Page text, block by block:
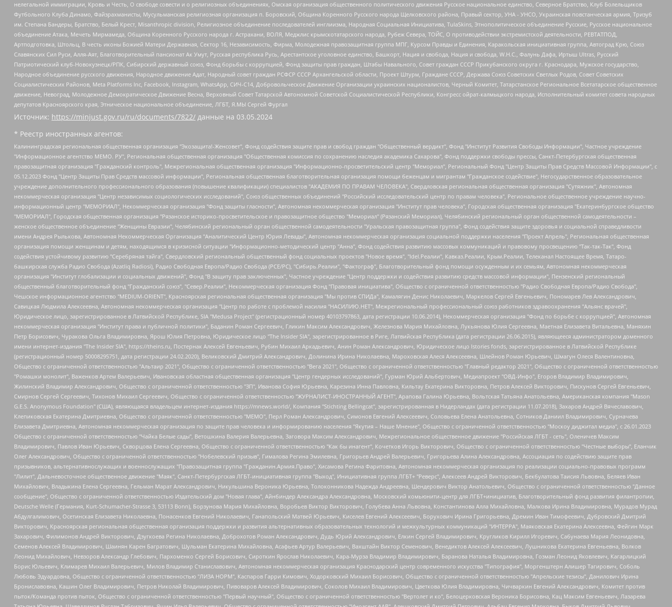
нелегальной иммиграции, Кровь и Честь, О свободе совести и о религиозных объединениях, Омская организация общественного политического движения Русское национальное единство, Северное Братство, Клуб Болельщиков
Футбольного Клуба Динамо, Файзрахманисты, Мусульманская религиозная организация п. Боровский, Община Коренного Русского народа Щелковского района, Правый сектор, УНА - УНСО, Украинская повстанческая армия, Тризуб
им. Степана Бандеры, Братство, Белый Крест, Misanthropic division, Религиозное объединение последователей инглиизма, Народная Социальная Инициатива, TulaSkins, Этнополитическое объединение Русские, Русское национальное
объединение Атака, Мечеть Мирмамеда, Община Коренного Русского народа г. Астрахани, ВОЛЯ, Меджлис крымскотатарского народа, Рубеж Севера, ТОЙС, О противодействии экстремистской деятельности, РЕВТАТПОД,
Артподготовка, Штольц, В честь иконы Божией Матери Державная, Сектор 16, Независимость, Фирма, Молодежная правозащитная группа МПГ, Курсом Правды и Единения, Каракольская инициативная группа, Автоград Крю, Союз
Славянских Сил Руси, Алля-Аят, Благотворительный пансионат Ак Умут, Русская республика Русь, Арестантское уголовное единство, Башкорт, Нация и свобода, Нация и свобода, W.H.С., Фалунь Дафа, Иртыш Ultras, Русский
Патриотический клуб-Новокузнецк/РПК, Сибирский державный союз, Фонд борьбы с коррупцией, Фонд защиты прав граждан, Штабы Навального, Совет граждан СССР Прикубанского округа г. Краснодара, Мужское государство,
Народное объединение русского движения, Народное движение Адат, Народный совет граждан РСФСР СССР Архангельской области, Проект Штурм, Граждане СССР, Держава Союз Советских Светлых Родов, Совет Советских
Социалистических Районов, Meta Platforms Inc, Facebook, Instagram, WhatsApp, СИЧ-С14, Добровольческое Движение Организации украинских националистов, Черный Комитет, Татарстанское Региональное Всетатарское общественное
движение, Невоград, Молодежное Демократическое Движение Весна, Верховный Совет Татарской Автономной Советской Социалистической Республики, Конгресс ойрат-калмыцкого народа, Исполнительный комитет совета народных
депутатов Красноярского края, Этническое национальное объединение, ЛГБТ, Я.МЫ Сергей Фургал
Источник: https://minjust.gov.ru/ru/documents/7822/ данные на 03.05.2024
* Реестр иностранных агентов:
Калининградская региональная общественная организация "Экозащита!-Женсовет", Фонд содействия защите прав и свобод граждан "Общественный вердикт", Фонд "Институт Развития Свободы Информации", Частное учреждение "Информационное агентство МЕМО. РУ", Региональная общественная организация "Общественная комиссия по сохранению наследия академика Сахарова", Фонд поддержки свободы прессы, Санкт-Петербургская общественная правозащитная организация "Гражданский контроль", Межрегиональная общественная организация "Информационно-просветительский центр "Мемориал", Региональный Фонд "Центр Защиты Прав Средств Массовой Информации", с 05.12.2023 Фонд "Центр Защиты Прав Средств массовой информации", Региональная общественная благотворительная организация помощи беженцам и мигрантам "Гражданское содействие", Негосударственное образовательное учреждение дополнительного профессионального образования (повышение квалификации) специалистов "АКАДЕМИЯ ПО ПРАВАМ ЧЕЛОВЕКА", Свердловская региональная общественная организация "Сутяжник", Автономная некоммерческая организация "Центр независимых социологических исследований", Союз общественных объединений "Российский исследовательский центр по правам человека", Региональное общественное учреждение научно-информационный центр "МЕМОРИАЛ", Некоммерческая организация "Фонд защиты гласности", Автономная некоммерческая организация "Институт прав человека", Городская общественная организация "Екатеринбургское общество "МЕМОРИАЛ", Городская общественная организация "Рязанское историко-просветительское и правозащитное общество "Мемориал" (Рязанский Мемориал), Челябинский региональный орган общественной самодеятельности – женское общественное объединение "Женщины Евразии", Челябинский региональный орган общественной самодеятельности "Уральская правозащитная группа", Фонд содействия защите здоровья и социальной справедливости имени Андрея Рылькова, Автономная Некоммерческая Организация "Аналитический Центр Юрия Левады", Автономная некоммерческая организация социальной поддержки населения "Проект Апрель", Региональная общественная организация помощи женщинам и детям, находящимся в кризисной ситуации "Информационно-методический центр "Анна", Фонд содействия развитию массовых коммуникаций и правовому просвещению "Так-так-Так", Фонд содействия устойчивому развитию "Серебряная тайга", Свердловский региональный общественный фонд социальных проектов "Новое время", "Idel.Реалии", Кавказ.Реалии, Крым.Реалии, Телеканал Настоящее Время, Татаро-башкирская служба Радио Свобода (Azatliq Radiosi), Радио Свободная Европа/Радио Свобода (PCE/PC), "Сибирь.Реалии", "Фактограф", Благотворительный фонд помощи осужденным и их семьям, Автономная некоммерческая организация "Институт глобализации и социальных движений", Фонд "В защиту прав заключенных", Частное учреждение "Центр поддержки и содействия развитию средств массовой информации", Пензенский региональный общественный благотворительный фонд "Гражданский союз", "Север.Реалии", Некоммерческая организация Фонд "Правовая инициатива", Общество с ограниченной ответственностью "Радио Свободная Европа/Радио Свобода", Чешское информационное агентство "MEDIUM-ORIENT", Красноярская региональная общественная организация "Мы против СПИДа", Камалягин Денис Николаевич, Маркелов Сергей Евгеньевич, Пономарев Лев Александрович, Савицкая Людмила Алексеевна, Автономная некоммерческая организация "Центр по работе с проблемой насилия "НАСИЛИЮ.НЕТ", Межрегиональный профессиональный союз работников здравоохранения "Альянс врачей", Юридическое лицо, зарегистрированное в Латвийской Республике, SIA "Medusa Project" (регистрационный номер 40103797863, дата регистрации 10.06.2014), Некоммерческая организация "Фонд по борьбе с коррупцией", Автономная некоммерческая организация "Институт права и публичной политики", Баданин Роман Сергеевич, Гликин Максим Александрович, Железнова Мария Михайловна, Лукьянова Юлия Сергеевна, Маетная Елизавета Витальевна, Маняхин Петр Борисович, Чуракова Ольга Владимировна, Ярош Юлия Петровна, Юридическое лицо "The Insider SIA", зарегистрированное в Риге, Латвийская Республика (дата регистрации 26.06.2015), являющееся администратором доменного имени интернет-издания "The Insider SIA", https://theins.ru, Постернак Алексей Евгеньевич, Рубин Михаил Аркадьевич, Анин Роман Александрович, Юридическое лицо Istories fonds, зарегистрированное в Латвийской Республике (регистрационный номер 50008295751, дата регистрации 24.02.2020), Великовский Дмитрий Александрович, Долинина Ирина Николаевна, Мароховская Алеся Алексеевна, Шлейнов Роман Юрьевич, Шмагун Олеся Валентиновна, Общество с ограниченной ответственностью "Альтаир 2021", Общество с ограниченной ответственностью "Вега 2021", Общество с ограниченной ответственностью "Главный редактор 2021", Общество с ограниченной ответственностью "Ромашки монолит", Важенков Артем Валерьевич, Ивановская областная общественная организация "Центр гендерных исследований", Гурман Юрий Альбертович, Медиапроект "ОВД-Инфо", Егоров Владимир Владимирович, Жилинский Владимир Александрович, Общество с ограниченной ответственностью "ЗП", Иванова София Юрьевна, Карезина Инна Павловна, Кильтау Екатерина Викторовна, Петров Алексей Викторович, Пискунов Сергей Евгеньевич, Смирнов Сергей Сергеевич, Тихонов Михаил Сергеевич, Общество с ограниченной ответственностью "ЖУРНАЛИСТ-ИНОСТРАННЫЙ АГЕНТ", Арапова Галина Юрьевна, Вольтская Татьяна Анатольевна, Американская компания "Mason G.E.S. Anonymous Foundation" (США), являющаяся владельцем интернет-издания https://mnews.world/, Компания "Stichting Bellingcat", зарегистрированная в Нидерландах (дата регистрации 11.07.2018), Захаров Андрей Вячеславович, Клепиковская Екатерина Дмитриевна, Общество с ограниченной ответственностью "МЕМО", Перл Роман Александрович, Симонов Евгений Алексеевич, Соловьева Елена Анатольевна, Сотников Даниил Владимирович, Сурначева Елизавета Дмитриевна, Автономная некоммерческая организация по защите прав человека и информированию населения "Якутия – Наше Мнение", Общество с ограниченной ответственностью "Москоу диджитал медиа", с 26.01.2023 Общество с ограниченной ответственностью "Чайка Белые сады", Ветошкина Валерия Валерьевна, Заговора Максим Александрович, Межрегиональное общественное движение "Российская ЛГБТ - сеть", Оленичев Максим Владимирович, Павлов Иван Юрьевич, Скворцова Елена Сергеевна, Общество с ограниченной ответственностью "Как бы инагент", Кочетков Игорь Викторович, Общество с ограниченной ответственностью "Честные выборы", Еланчик Олег Александрович, Общество с ограниченной ответственностью "Нобелевский призыв", Гималова Регина Эмилевна, Григорьев Андрей Валерьевич, Григорьева Алина Александровна, Ассоциация по содействию защите прав призывников, альтернативнослужащих и военнослужащих "Правозащитная группа "Гражданин.Армия.Право", Хисамова Регина Фаритовна, Автономная некоммерческая организация по реализации социально-правовых программ "Лилит", Дальневосточное общественное движение "Маяк", Санкт-Петербургская ЛГБТ-инициативная группа "Выход", Инициативная группа ЛГБТ+ "Реверс", Алексеев Андрей Викторович, Бекбулатова Таисия Львовна, Беляев Иван Михайлович, Владыкина Елена Сергеевна, Гельман Марат Александрович, Никульшина Вероника Юрьевна, Толоконникова Надежда Андреевна, Шендерович Виктор Анатольевич, Общество с ограниченной ответственностью "Данное сообщение", Общество с ограниченной ответственностью Издательский дом "Новая глава", Айнбиндер Александра Александровна, Московский комьюнити-центр для ЛГБТ+инициатив, Благотворительный фонд развития филантропии, Deutsche Welle (Германия, Kurt-Schumacher-Strasse 3, 53113 Bonn), Борзунова Мария Михайловна, Воробьев Виктор Викторович, Голубева Анна Львовна, Константинова Алла Михайловна, Малкова Ирина Владимировна, Мурадов Мурад Абдулгалимович, Осетинская Елизавета Николаевна, Понасенков Евгений Николаевич, Ганапольский Матвей Юрьевич, Киселев Евгений Алексеевич, Борухович Ирина Григорьевна, Дремин Иван Тимофеевич, Дубровский Дмитрий Викторович, Красноярская региональная общественная организация поддержки и развития альтернативных образовательных технологий и межкультурных коммуникаций "ИНТЕРРА", Маяковская Екатерина Алексеевна, Фейгин Марк Захарович, Филимонов Андрей Викторович, Дзугкоева Регина Николаевна, Доброхотов Роман Александрович, Дудь Юрий Александрович, Елкин Сергей Владимирович, Кругликов Кирилл Игоревич, Сабунаева Мария Леонидовна, Семенов Алексей Владимирович, Шаинян Карен Багратович, Шульман Екатерина Михайловна, Асафьев Артур Валерьевич, Вахштайн Виктор Семенович, Венедиктов Алексей Алексеевич, Лушникова Екатерина Евгеньевна, Волков Леонид Михайлович, Невзоров Александр Глебович, Пархоменко Сергей Борисович, Сироткин Ярослав Николаевич, Кара-Мурза Владимир Владимирович, Баранова Наталья Владимировна, Гозман Леонид Яковлевич, Кагарлицкий Борис Юльевич, Климарев Михаил Валерьевич, Милов Владимир Станиславович, Автономная некоммерческая организация Краснодарский центр современного искусства "Типография", Моргенштерн Алишер Тагирович, Соболь Любовь Эдуардовна, Общество с ограниченной ответственностью "ЛИЗА НОРМ", Каспаров Гарри Кимович, Ходорковский Михаил Борисович, Общество с ограниченной ответственностью "Апрельские тезисы", Данилович Ирина Брониславовна, Кашин Олег Владимирович, Петров Николай Владимирович, Пивоваров Алексей Владимирович, Соколов Михаил Владимирович, Цветкова Юлия Владимировна, Чичваркин Евгений Александрович, Комитет против пыток/Команда против пыток, Общество с ограниченной ответственностью "Первый научный", Общество с ограниченной ответственностью "Вертолет и ко", Белоцерковская Вероника Борисовна, Кац Максим Евгеньевич, Лазарева Татьяна Юрьевна, Шаведдинов Руслан Табризович, Яшин Илья Валерьевич, Общество с ограниченной ответственностью "Иноагент ААВ", Алешковский Дмитрий Петрович, Альбац Евгения Марковна, Быков Дмитрий Львович, Галямина Юлия Евгеньевна, Лойко Сергей Леонидович, Мартынов Кирилл Константинович, Медведев Сергей Александрович, Крашенинников Федор Геннадиевич, Гордеева Катерина Вл